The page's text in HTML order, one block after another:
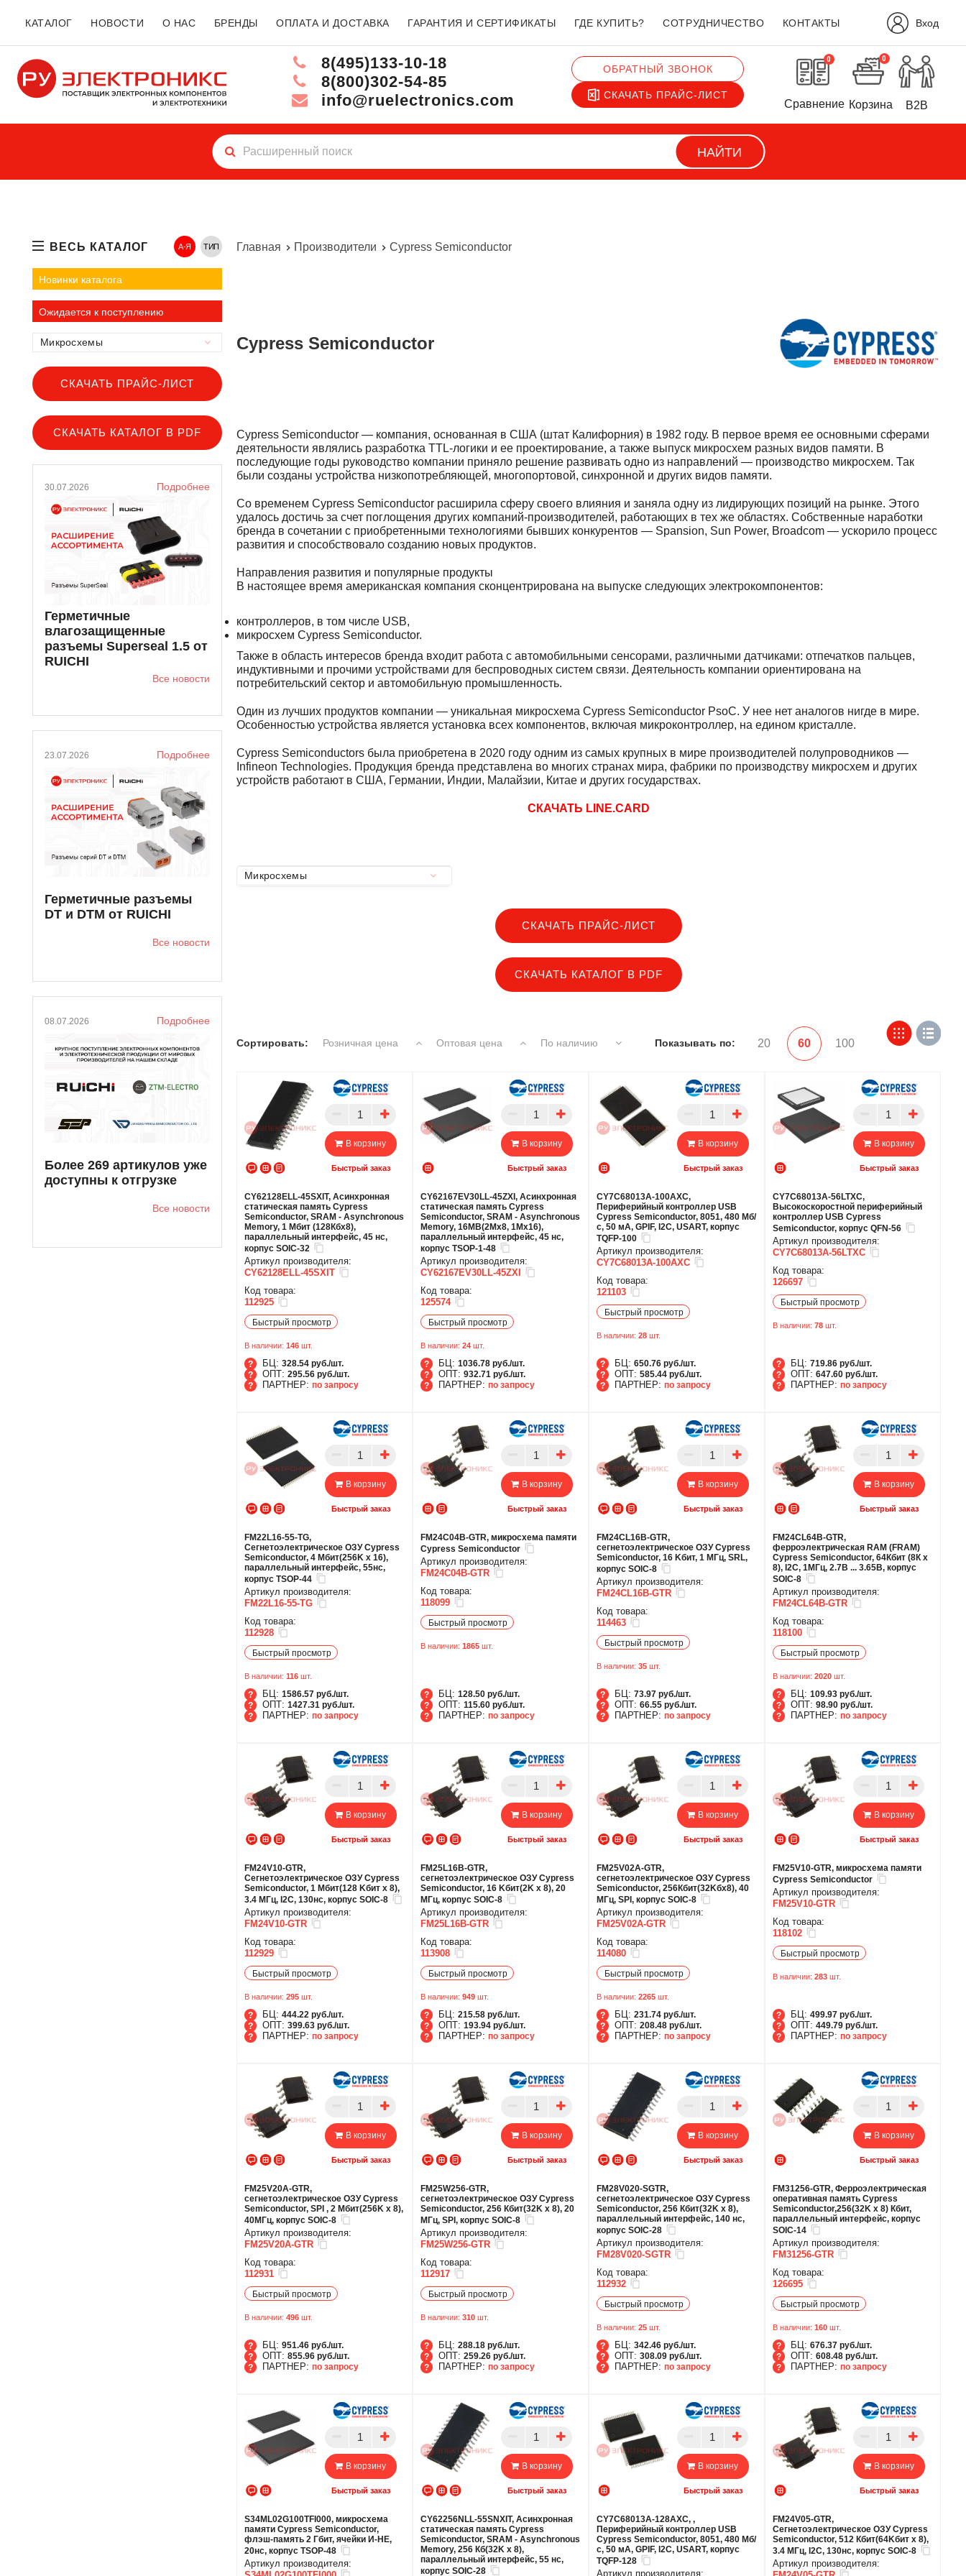
КАТАЛОГ НОВОСТИ О НАС БРЕНДЫ ОПЛАТА И ДОСТАВКА ГАРАНТИЯ И СЕРТИФИКАТЫ ГДЕ КУПИТЬ? СОТРУДНИЧЕСТВО КОНТАКТЫ Вход
8(495)133-10-18
8(800)302-54-85
info@ruelectronics.com
ОБРАТНЫЙ ЗВОНОК
СКАЧАТЬ ПРАЙС-ЛИСТ
0
Сравнение
0
Корзина B2B
НАЙТИ
ВЕСЬ КАТАЛОГ А-Я ТИП
Новинки каталога
Ожидается к поступлению
Микросхемы
Микросхемы интерфейсов
Микросхемы памяти
Микросхемы памяти
СКАЧАТЬ ПРАЙС-ЛИСТ
СКАЧАТЬ КАТАЛОГ В PDF
30.07.2026 Подробнее
Герметичные
влагозащищенные
разъемы Superseal 1.5 от
RUICHI
Все новости
23.07.2026 Подробнее
Герметичные разъемы
DT и DTM от RUICHI
Все новости
08.07.2026 Подробнее
Более 269 артикулов уже
доступны к отгрузке
Все новости
Главная Производители Cypress Semiconductor
Cypress Semiconductor
Cypress Semiconductor — компания, основанная в США (штат Калифорния) в 1982 году. В первое время ее основными сферами
деятельности являлись разработка TTL-логики и ее проектирование, а также выпуск микросхем разных видов памяти. В
последующие годы руководство компании приняло решение развивать одно из направлений — производство микросхем. Так
были созданы устройства низкопотребляющей, многопортовой, синхронной и других видов памяти.
Со временем Cypress Semiconductor расширила сферу своего влияния и заняла одну из лидирующих позиций на рынке. Этого
удалось достичь за счет поглощения других компаний-производителей, работающих в тех же областях. Собственные наработки
бренда в сочетании с приобретенными технологиями бывших конкурентов — Spansion, Sun Power, Broadcom — ускорило процесс
развития и способствовало созданию новых продуктов.
Направления развития и популярные продукты
В настоящее время американская компания сконцентрирована на выпуске следующих электрокомпонентов:
контроллеров, в том числе USB,
микросхем Cypress Semiconductor.
Также в область интересов бренда входит работа с автомобильными сенсорами, различными датчиками: отпечатков пальцев,
индуктивными и прочими устройствами для беспроводных систем связи. Деятельность компании ориентирована на
потребительский сектор и автомобильную промышленность.
Один из лучших продуктов компании — уникальная микросхема Cypress Semiconductor PsoC. У нее нет аналогов нигде в мире.
Особенностью устройства является установка всех компонентов, включая микроконтроллер, на едином кристалле.
Cypress Semiconductors была приобретена в 2020 году одним из самых крупных в мире производителей полупроводников —
Infineon Technologies. Продукция бренда представлена во многих странах мира, фабрики по производству микросхем и других
устройств работают в США, Германии, Индии, Малайзии, Китае и других государствах.
СКАЧАТЬ LINE.CARD
Микросхемы
Микросхемы интерфейсов
СКАЧАТЬ ПРАЙС-ЛИСТ
СКАЧАТЬ КАТАЛОГ В PDF
Сортировать: Розничная цена Оптовая цена По наличию Показывать по: 20 60 100
В корзину
Быстрый заказ
CY62128ELL-45SXIT, Асинхронная
статическая память Cypress
Semiconductor, SRAM - Asynchronous
Memory, 1 Мбит (128Кбx8),
параллельный интерфейс, 45 нс,
корпус SOIC-32
Артикул производителя:
CY62128ELL-45SXIT
Код товара:
112925
Быстрый просмотр
В наличии: 146 шт.
БЦ: 328.54 руб./шт.
ОПТ: 295.56 руб./шт.
ПАРТНЕР: по запросу
В корзину
Быстрый заказ
CY62167EV30LL-45ZXI, Асинхронная
статическая память Cypress
Semiconductor, SRAM - Asynchronous
Memory, 16MB(2Mx8, 1Mx16),
параллельный интерфейс, 45 нс,
корпус TSOP-1-48
Артикул производителя:
CY62167EV30LL-45ZXI
Код товара:
125574
Быстрый просмотр
В наличии: 24 шт.
БЦ: 1036.78 руб./шт.
ОПТ: 932.71 руб./шт.
ПАРТНЕР: по запросу
В корзину
Быстрый заказ
CY7C68013A-100AXC,
Периферийный контроллер USB
Cypress Semiconductor, 8051, 480 Мб/
с, 50 мА, GPIF, I2C, USART, корпус
TQFP-100
Артикул производителя:
CY7C68013A-100AXC
Код товара:
121103
Быстрый просмотр
В наличии: 28 шт.
БЦ: 650.76 руб./шт.
ОПТ: 585.44 руб./шт.
ПАРТНЕР: по запросу
В корзину
Быстрый заказ
CY7C68013A-56LTXC,
Высокоскоростной периферийный
контроллер USB Cypress
Semiconductor, корпус QFN-56
Артикул производителя:
CY7C68013A-56LTXC
Код товара:
126697
Быстрый просмотр
В наличии: 78 шт.
БЦ: 719.86 руб./шт.
ОПТ: 647.60 руб./шт.
ПАРТНЕР: по запросу
В корзину
Быстрый заказ
FM22L16-55-TG,
Сегнетоэлектрическое ОЗУ Cypress
Semiconductor, 4 Мбит(256K x 16),
параллельный интерфейс, 55нс,
корпус TSOP-44
Артикул производителя:
FM22L16-55-TG
Код товара:
112928
Быстрый просмотр
В наличии: 116 шт.
БЦ: 1586.57 руб./шт.
ОПТ: 1427.31 руб./шт.
ПАРТНЕР: по запросу
В корзину
Быстрый заказ
FM24C04B-GTR, микросхема памяти
Cypress Semiconductor
Артикул производителя:
FM24C04B-GTR
Код товара:
118099
Быстрый просмотр
В наличии: 1865 шт.
БЦ: 128.50 руб./шт.
ОПТ: 115.60 руб./шт.
ПАРТНЕР: по запросу
В корзину
Быстрый заказ
FM24CL16B-GTR,
cегнетоэлектрическое ОЗУ Cypress
Semiconductor, 16 Kбит, 1 МГц, SRL,
корпус SOIC-8
Артикул производителя:
FM24CL16B-GTR
Код товара:
114463
Быстрый просмотр
В наличии: 35 шт.
БЦ: 73.97 руб./шт.
ОПТ: 66.55 руб./шт.
ПАРТНЕР: по запросу
В корзину
Быстрый заказ
FM24CL64B-GTR,
ферроэлектрическая RAM (FRAM)
Cypress Semiconductor, 64Кбит (8К x
8), I2C, 1МГц, 2.7В ... 3.65В, корпус
SOIC-8
Артикул производителя:
FM24CL64B-GTR
Код товара:
118100
Быстрый просмотр
В наличии: 2020 шт.
БЦ: 109.93 руб./шт.
ОПТ: 98.90 руб./шт.
ПАРТНЕР: по запросу
В корзину
Быстрый заказ
FM24V10-GTR,
Сегнетоэлектрическое ОЗУ Cypress
Semiconductor, 1 Mбит(128 Kбит x 8),
3.4 МГц, I2C, 130нс, корпус SOIC-8
Артикул производителя:
FM24V10-GTR
Код товара:
112929
Быстрый просмотр
В наличии: 295 шт.
БЦ: 444.22 руб./шт.
ОПТ: 399.63 руб./шт.
ПАРТНЕР: по запросу
В корзину
Быстрый заказ
FM25L16B-GTR,
сегнетоэлектрическое ОЗУ Cypress
Semiconductor, 16 Kбит(2K x 8), 20
МГц, корпус SOIC-8
Артикул производителя:
FM25L16B-GTR
Код товара:
113908
Быстрый просмотр
В наличии: 949 шт.
БЦ: 215.58 руб./шт.
ОПТ: 193.94 руб./шт.
ПАРТНЕР: по запросу
В корзину
Быстрый заказ
FM25V02A-GTR,
сегнетоэлектрическое ОЗУ Cypress
Semiconductor, 256Кбит(32Kбx8), 40
МГц, SPI, корпус SOIC-8
Артикул производителя:
FM25V02A-GTR
Код товара:
114080
Быстрый просмотр
В наличии: 2265 шт.
БЦ: 231.74 руб./шт.
ОПТ: 208.48 руб./шт.
ПАРТНЕР: по запросу
В корзину
Быстрый заказ
FM25V10-GTR, микросхема памяти
Cypress Semiconductor
Артикул производителя:
FM25V10-GTR
Код товара:
118102
Быстрый просмотр
В наличии: 283 шт.
БЦ: 499.97 руб./шт.
ОПТ: 449.79 руб./шт.
ПАРТНЕР: по запросу
В корзину
Быстрый заказ
FM25V20A-GTR,
сегнетоэлектрическое ОЗУ Cypress
Semiconductor, SPI , 2 Мбит(256K x 8),
40МГц, корпус SOIC-8
Артикул производителя:
FM25V20A-GTR
Код товара:
112931
Быстрый просмотр
В наличии: 496 шт.
БЦ: 951.46 руб./шт.
ОПТ: 855.96 руб./шт.
ПАРТНЕР: по запросу
В корзину
Быстрый заказ
FM25W256-GTR,
cегнетоэлектрическое ОЗУ Cypress
Semiconductor, 256 Кбит(32K x 8), 20
МГц, SPI, корпус SOIC-8
Артикул производителя:
FM25W256-GTR
Код товара:
112917
Быстрый просмотр
В наличии: 310 шт.
БЦ: 288.18 руб./шт.
ОПТ: 259.26 руб./шт.
ПАРТНЕР: по запросу
В корзину
Быстрый заказ
FM28V020-SGTR,
cегнетоэлектрическое ОЗУ Cypress
Semiconductor, 256 Кбит(32K x 8),
параллельный интерфейс, 140 нс,
корпус SOIC-28
Артикул производителя:
FM28V020-SGTR
Код товара:
112932
Быстрый просмотр
В наличии: 25 шт.
БЦ: 342.46 руб./шт.
ОПТ: 308.09 руб./шт.
ПАРТНЕР: по запросу
В корзину
Быстрый заказ
FM31256-GTR, Ферроэлектрическая
оперативная память Cypress
Semiconductor,256(32K x 8) Кбит,
параллельный интерфейс, корпус
SOIC-14
Артикул производителя:
FM31256-GTR
Код товара:
126695
Быстрый просмотр
В наличии: 160 шт.
БЦ: 676.37 руб./шт.
ОПТ: 608.48 руб./шт.
ПАРТНЕР: по запросу
В корзину
Быстрый заказ
S34ML02G100TFI000, микросхема
памяти Cypress Semiconductor,
флэш-память 2 Гбит, ячейки И-НЕ,
20нс, корпус TSOP-48
Артикул производителя:
В корзину
Быстрый заказ
CY62256NLL-55SNXIT, Асинхронная
статическая память Cypress
Semiconductor, SRAM - Asynchronous
Memory, 256 Кб(32K x 8),
параллельный интерфейс, 55 нс,
корпус SOIC-28
В корзину
Быстрый заказ
CY7C68013A-128AXC, ,
Периферийный контроллер USB
Cypress Semiconductor, 8051, 480 Мб/
с, 50 мА, GPIF, I2C, USART, корпус
TQFP-128
Артикул производителя:
В корзину
Быстрый заказ
FM24V05-GTR,
Сегнетоэлектрическое ОЗУ Cypress
Semiconductor, 512 Кбит(64Kбит x 8),
3.4 МГц, I2C, 130нс, корпус SOIC-8
Артикул производителя: